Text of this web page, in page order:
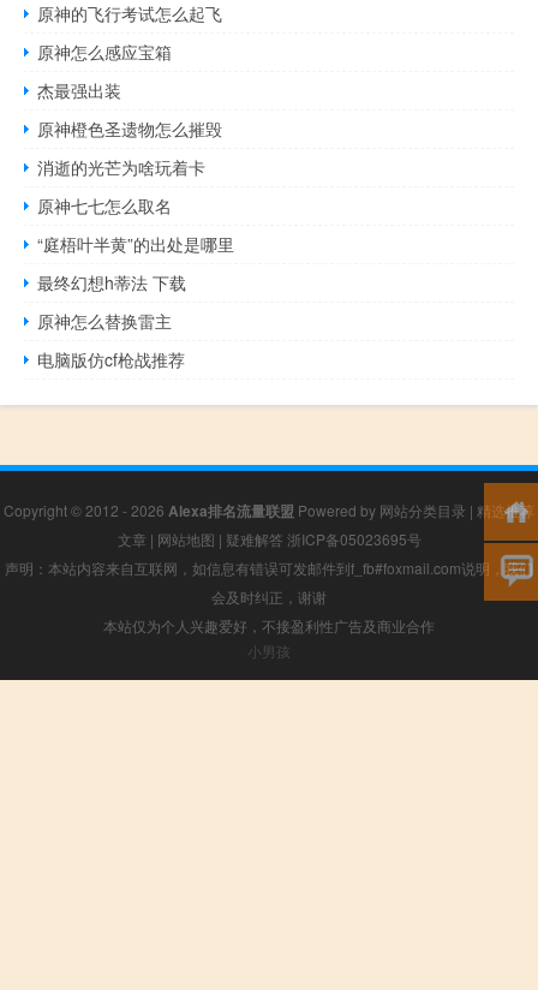
原神的飞行考试怎么起飞
原神怎么感应宝箱
杰最强出装
原神橙色圣遗物怎么摧毁
消逝的光芒为啥玩着卡
原神七七怎么取名
“庭梧叶半黄”的出处是哪里
最终幻想h蒂法 下载
原神怎么替换雷主
电脑版仿cf枪战推荐
Copyright © 2012 - 2026 Alexa排名流量联盟 Powered by 网站分类目录 | 精选推荐
文章 | 网站地图 | 疑难解答 浙ICP备05023695号
声明：本站内容来自互联网，如信息有错误可发邮件到f_fb#foxmail.com说明，我们
会及时纠正，谢谢
本站仅为个人兴趣爱好，不接盈利性广告及商业合作
小男孩